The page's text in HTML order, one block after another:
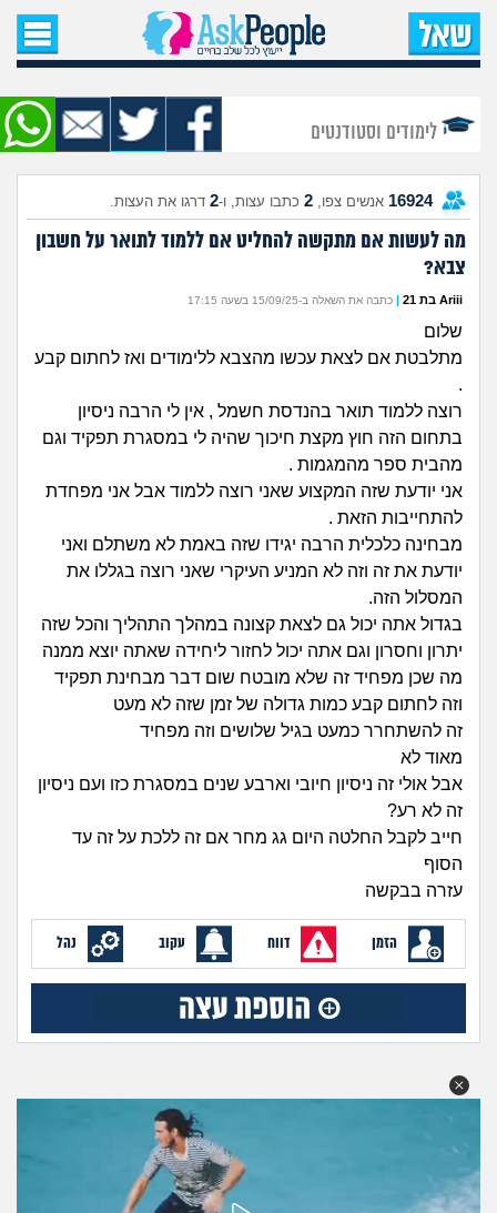
עמוד הבית
שאל שאלה
שאלות חדשות
שאלות שעוררו עניין
מדורים
זוגיות
היריון ולידה
הורות ומשפחה
מתבגרים
מהבקו"ם... ועד מתי?!
לימודים וסטודנטים
עבודה וקריירה
בית, שכנים ושותפים
מה שעובר עליי
פיננסי וכלכלה
בין הסדינים
חיפוש שאלות
הרשמה | התחברות
לימודים וסטודנטים
16924 אנשים צפו, 2 כתבו עצות, ו-2 דרגו את העצות.
מה לעשות אם מתקשה להחליט אם ללמוד לתואר על חשבון
צבא?
Ariii בת 21 | כתבה את השאלה ב-15/09/25 בשעה 17:15
שלום
מתלבטת אם לצאת עכשו מהצבא ללימודים ואז לחתום קבע
.
רוצה ללמוד תואר בהנדסת חשמל , אין לי הרבה ניסיון
בתחום הזה חוץ מקצת חיכוך שהיה לי במסגרת תפקיד וגם
מהבית ספר מהמגמות .
אני יודעת שזה המקצוע שאני רוצה ללמוד אבל אני מפחדת
להתחייבות הזאת .
מבחינה כלכלית הרבה יגידו שזה באמת לא משתלם ואני
יודעת את זה וזה לא המניע העיקרי שאני רוצה בגללו את
המסלול הזה.
בגדול אתה יכול גם לצאת קצונה במהלך התהליך והכל שזה
יתרון וחסרון וגם אתה יכול לחזור ליחידה שאתה יוצא ממנה
מה שכן מפחיד זה שלא מובטח שום דבר מבחינת תפקיד
וזה לחתום קבע כמות גדולה של זמן שזה לא מעט
זה להשתחרר כמעט בגיל שלושים וזה מפחיד
מאוד לא
אבל אולי זה ניסיון חיובי וארבע שנים במסגרת כזו ועם ניסיון
זה לא רע?
חייב לקבל החלטה היום גג מחר אם זה ללכת על זה עד
הסוף
עזרה בבקשה
הזמן דווח עקוב נהל